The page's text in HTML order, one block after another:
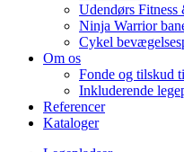
Udendørs Fitness
Ninja Warrior
Cykel
Om os
Fonde og tilskud
Inkluderende
Referencer
Kataloger